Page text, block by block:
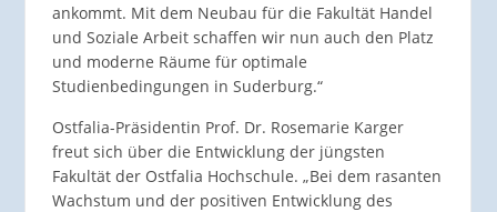
ankommt. Mit dem Neubau für die Fakultät Handel
und Soziale Arbeit schaffen wir nun auch den Platz
und moderne Räume für optimale
Studienbedingungen in Suderburg.“
Ostfalia-Präsidentin Prof. Dr. Rosemarie Karger
freut sich über die Entwicklung der jüngsten
Fakultät der Ostfalia Hochschule. „Bei dem rasanten
Wachstum und der positiven Entwicklung des